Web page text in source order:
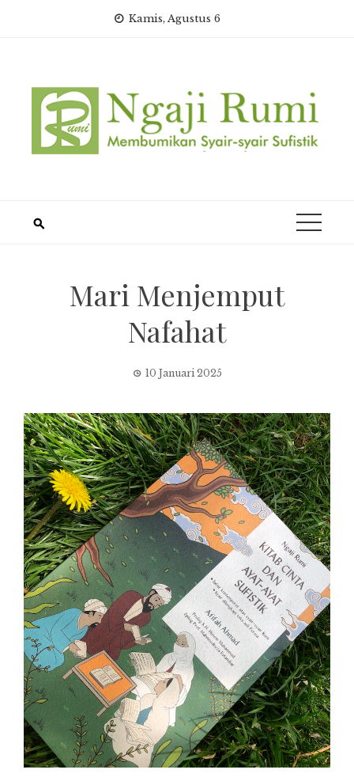
Kamis, Agustus 6
Mari Menjemput
Nafahat
10 Januari 2025